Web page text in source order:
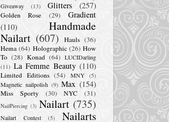
Giveaway (13) Glitters (257)
Golden Rose (29)
Gradient
(110)
Handmade
Nailart (607) Hauls (36)
Hema (64) Holographic (26) How
To (28) Konad (64) LUCIDarling
(11) La Femme Beauty (110)
Limited Editions (54) MNY (5)
Magnetic nailpolish (9) Max (154)
Miss Sporty (30) NYC (31)
NailPiercing (3) Nailart (735)
Nailart Contest (5)
Nailarts